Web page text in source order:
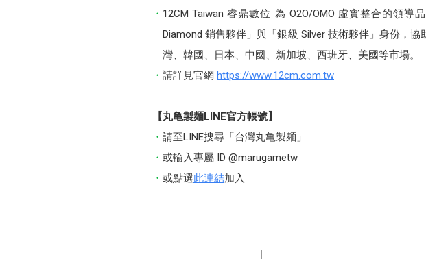
12CM Taiwan 睿鼎數位 為 O2O/OMO 虛實整合的領
Diamond 銷售夥伴」與「銀級 Silver 技術夥伴」身份，
灣、韓國、日本、中國、新加坡、西班牙、美國等市場。
請詳見官網 https://www.12cm.com.tw
【丸亀製麺LINE官方帳號】
請至LINE搜尋「台灣丸亀製麺」
或輸入專屬 ID @marugametw
或點選此連結加入